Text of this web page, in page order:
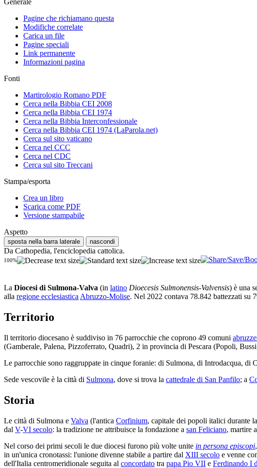
Generale
Pagine che richiamano questa
Modifiche correlate
Carica un file
Pagine speciali
Link permanente
Informazioni pagina
Fonti
Martirologio Romano PDF
Cerca nella Bibbia CEI 2008
Cerca nella Bibbia CEI 1974
Cerca nella Bibbia Interconfessionale
Cerca nella Bibbia CEI 1974 (LaParola.net)
Cerca sul sito vaticano
Cerca nel CCC
Cerca nel CDC
Cerca sul sito Treccani
Stampa/esporta
Crea un libro
Scarica come PDF
Versione stampabile
Aspetto
sposta nella barra laterale nascondi
Da Cathopedia, l'enciclopedia cattolica.
100%
La Diocesi di Sulmona-Valva (in latino Dioecesis Sulmonensis-Valvensis) è una
alla regione ecclesiastica Abruzzo-Molise. Nel 2022 contava 78.842 battezzati su
Territorio
Il territorio diocesano è suddiviso in 76 parrocchie che coprono 49 comuni
(Gamberale, Palena, Pizzoferrato, Quadri), 2 in provincia di Pescara (Popoli,
Le parrocchie sono raggruppate in cinque foranie: di Sulmona, di Introdacqua, di
Sede vescovile è la città di Sulmona, dove si trova la cattedrale di San Panfilo; a
Storia
Le città di Sulmona e Valva (l'antica Corfinium, capitale dei popoli italici durante la
dal V-VI secolo: la tradizione ne attribuisce la fondazione a san Feliciano, martire a
Nel corso dei primi secoli le due diocesi furono più volte unite in persona episcopi
in un'unica cronotassi: l'unione divenne stabile a partire dal XIII secolo e venne
dell'Italia centromeridionale seguita al concordato tra papa Pio VII e Ferdinando I